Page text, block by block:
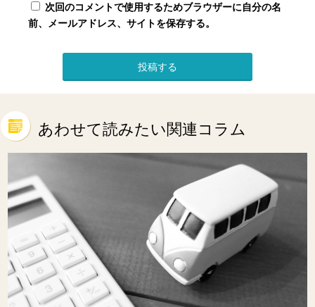
次回のコメントで使用するためブラウザーに自分の名
前、メールアドレス、サイトを保存する。
あわせて読みたい関連コラム